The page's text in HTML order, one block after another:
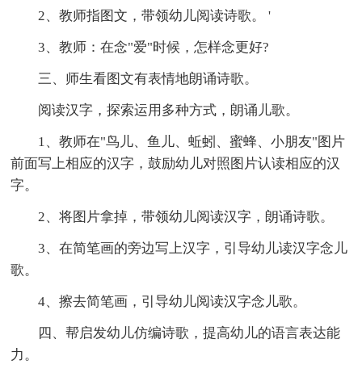
2、教师指图文，带领幼儿阅读诗歌。 '
3、教师：在念"爱"时候，怎样念更好?
三、师生看图文有表情地朗诵诗歌。
阅读汉字，探索运用多种方式，朗诵儿歌。
1、教师在"鸟儿、鱼儿、蚯蚓、蜜蜂、小朋友"图片
前面写上相应的汉字，鼓励幼儿对照图片认读相应的汉
字。
2、将图片拿掉，带领幼儿阅读汉字，朗诵诗歌。
3、在简笔画的旁边写上汉字，引导幼儿读汉字念儿
歌。
4、擦去简笔画，引导幼儿阅读汉字念儿歌。
四、帮启发幼儿仿编诗歌，提高幼儿的语言表达能
力。